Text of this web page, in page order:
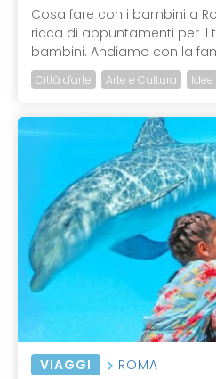
Cosa fare con i bambini a
ricca di appuntamenti per il
bambini. Andiamo con la
Città d'arte Arte e Cultura
VIAGGI ROMA